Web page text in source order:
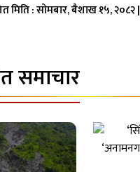
मिति :सोमबार, बैशाख १५, २०८२|
समाचार